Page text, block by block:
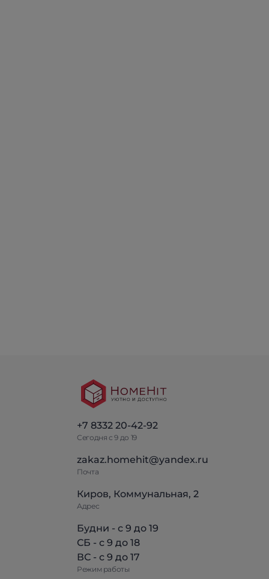
+7 8332 20-42-92
Сегодня с 9 до 19
zakaz.homehit@yandex.ru
Почта
Киров, Коммунальная, 2
Адрес
Будни - с 9 до 19
СБ - с 9 до 18
ВС - с 9 до 17
Режим работы